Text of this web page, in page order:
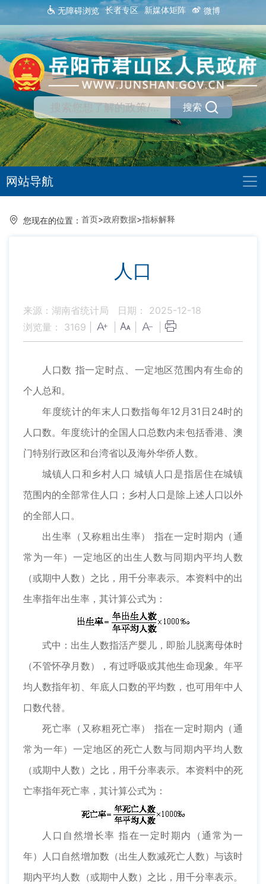
无障碍浏览 长者专区 新媒体矩阵 微博
搜索
网站导航
您现在的位置： 首页>政府数据>指标解释
人口
来源：湖南省统计局
日期： 2025-12-18
浏览量： 3169
人口数 指一定时点、一定地区范围内有生命的
个人总和。
年度统计的年末人口数指每年12月31日24时的
人口数。年度统计的全国人口总数内未包括香港、澳
门特别行政区和台湾省以及海外华侨人数。
城镇人口和乡村人口 城镇人口是指居住在城镇
范围内的全部常住人口；乡村人口是除上述人口以外
的全部人口。
出生率（又称粗出生率） 指在一定时期内（通
常为一年）一定地区的出生人数与同期内平均人数
（或期中人数）之比，用千分率表示。本资料中的出
生率指年出生率，其计算公式为：
式中：出生人数指活产婴儿，即胎儿脱离母体时
（不管怀孕月数），有过呼吸或其他生命现象。年平
均人数指年初、年底人口数的平均数，也可用年中人
口数代替。
死亡率（又称粗死亡率） 指在一定时期内（通
常为一年）一定地区的死亡人数与同期内平均人数
（或期中人数）之比，用千分率表示。本资料中的死
亡率指年死亡率，其计算公式为：
人口自然增长率 指在一定时期内（通常为一
年）人口自然增加数（出生人数减死亡人数）与该时
期内平均人数（或期中人数）之比，用千分率表示。